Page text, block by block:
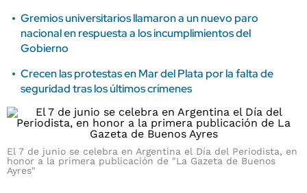
Gremios universitarios llamaron a un nuevo paro
nacional en respuesta a los incumplimientos del
Gobierno
Crecen las protestas en Mar del Plata por la falta de
seguridad tras los últimos crímenes
El 7 de junio se celebra en Argentina el Día del Periodista, en
honor a la primera publicación de "La Gazeta de Buenos
Ayres"